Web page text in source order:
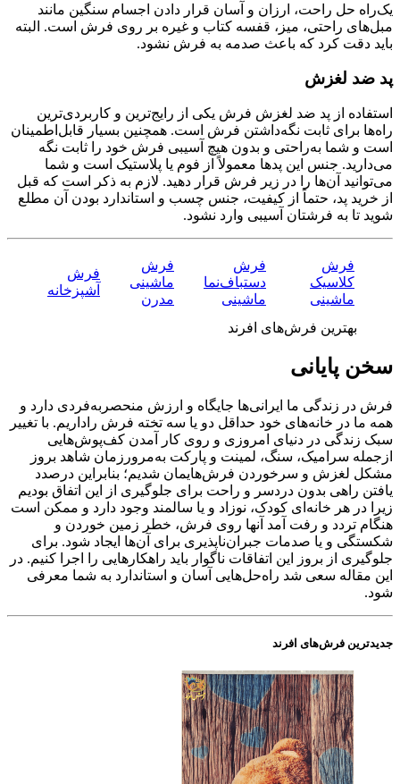
یک‌راه حل راحت، ارزان و آسان قرار دادن اجسام سنگین مانند
مبل‌های راحتی، میز، قفسه کتاب و غیره بر روی فرش است. البته
باید دقت کرد که باعث صدمه به فرش نشود.
پد ضد لغزش
استفاده از پد ضد لغزش فرش یکی از رایج‌ترین و کاربردی‌ترین
راه‌ها برای ثابت نگه‌داشتن فرش است. همچنین بسیار قابل‌اطمینان
است و شما به‌راحتی و بدون هیچ آسیبی فرش خود را ثابت نگه
می‌دارید. جنس این پدها معمولاً از فوم یا پلاستیک است و شما
می‌توانید آن‌ها را در زیر فرش قرار دهید. لازم به ذکر است که قبل
از خرید پد، حتماً از کیفیت، جنس چسب و استاندارد بودن آن مطلع
شوید تا به فرشتان آسیبی وارد نشود.
فرش
کلاسیک
ماشینی
فرش
دستباف‌نما
ماشینی
فرش
ماشینی
مدرن
فرش
آشپزخانه
بهترین فرش‌های افرند
سخن پایانی
فرش در زندگی ما ایرانی‌ها جایگاه و ارزش منحصربه‌فردی دارد و
همه ما در خانه‌های خود حداقل دو یا سه تخته فرش راداریم. با تغییر
سبک زندگی در دنیای امروزی و روی کار آمدن کف‌پوش‌هایی
ازجمله سرامیک، سنگ، لمینت و پارکت به‌مرورزمان شاهد بروز
مشکل لغزش و سرخوردن فرش‎‌هایمان شدیم؛ بنابراین درصدد
یافتن راهی بدون دردسر و راحت برای جلوگیری از این اتفاق بودیم
زیرا در هر خانه‌ای کودک، نوزاد و یا سالمند وجود دارد و ممکن است
هنگام تردد و رفت آمد آنها روی فرش، خطر زمین خوردن و
شکستگی و یا صدمات جبران‌ناپذیری برای آن‌ها ایجاد شود. برای
جلوگیری از بروز این اتفاقات ناگوار باید راهکارهایی را اجرا کنیم. در
این مقاله سعی شد راه‌حل‌هایی آسان و استاندارد به شما معرفی
شود.
جدیدترین فرش‌های افرند